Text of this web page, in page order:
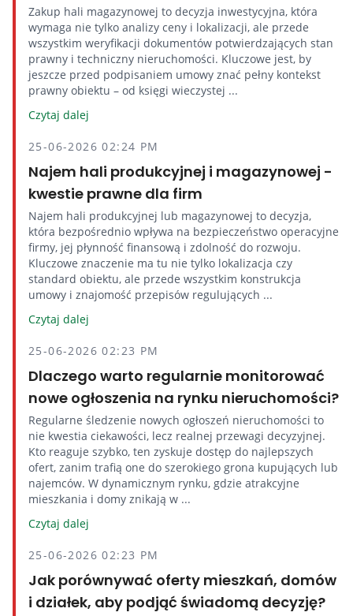
Zakup hali magazynowej to decyzja inwestycyjna, która
wymaga nie tylko analizy ceny i lokalizacji, ale przede
wszystkim weryfikacji dokumentów potwierdzających stan
prawny i techniczny nieruchomości. Kluczowe jest, by
jeszcze przed podpisaniem umowy znać pełny kontekst
prawny obiektu – od księgi wieczystej ...
Czytaj dalej
25-06-2026 02:24 PM
Najem hali produkcyjnej i magazynowej -
kwestie prawne dla firm
Najem hali produkcyjnej lub magazynowej to decyzja,
która bezpośrednio wpływa na bezpieczeństwo operacyjne
firmy, jej płynność finansową i zdolność do rozwoju.
Kluczowe znaczenie ma tu nie tylko lokalizacja czy
standard obiektu, ale przede wszystkim konstrukcja
umowy i znajomość przepisów regulujących ...
Czytaj dalej
25-06-2026 02:23 PM
Dlaczego warto regularnie monitorować
nowe ogłoszenia na rynku nieruchomości?
Regularne śledzenie nowych ogłoszeń nieruchomości to
nie kwestia ciekawości, lecz realnej przewagi decyzyjnej.
Kto reaguje szybko, ten zyskuje dostęp do najlepszych
ofert, zanim trafią one do szerokiego grona kupujących lub
najemców. W dynamicznym rynku, gdzie atrakcyjne
mieszkania i domy znikają w ...
Czytaj dalej
25-06-2026 02:23 PM
Jak porównywać oferty mieszkań, domów
i działek, aby podjąć świadomą decyzję?